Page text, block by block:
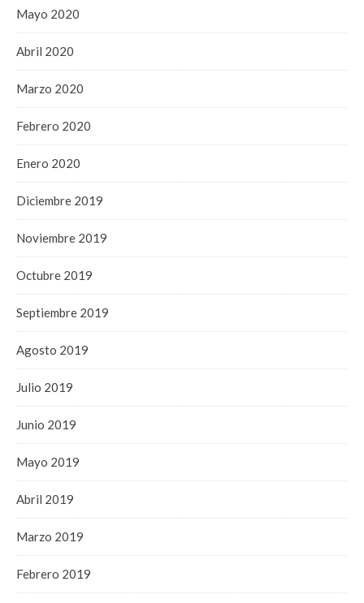
Mayo 2020
Abril 2020
Marzo 2020
Febrero 2020
Enero 2020
Diciembre 2019
Noviembre 2019
Octubre 2019
Septiembre 2019
Agosto 2019
Julio 2019
Junio 2019
Mayo 2019
Abril 2019
Marzo 2019
Febrero 2019